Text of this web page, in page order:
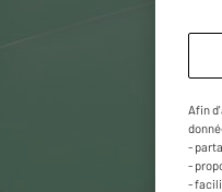
Afin
-
-
-